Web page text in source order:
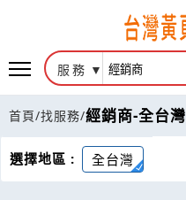
服務
首頁/找服務/經銷商-全台灣
選擇地區 : 全台灣